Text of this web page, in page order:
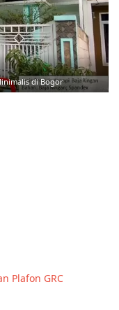
di Bogor
Plafon GRC